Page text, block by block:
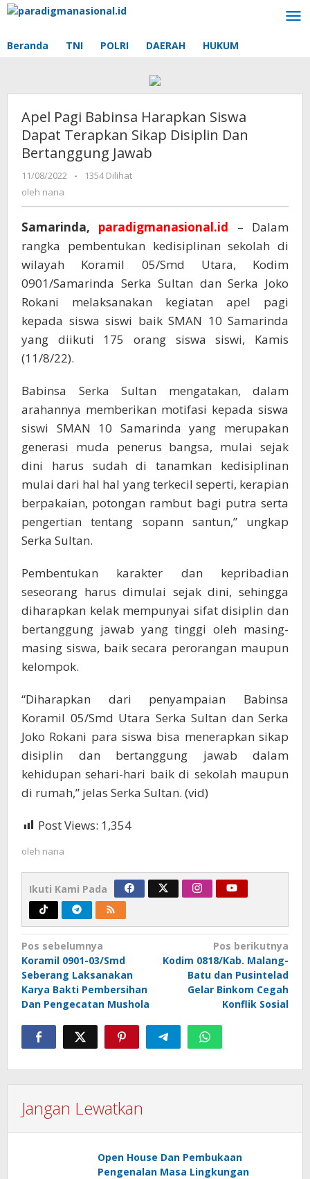
Lewati
Beranda TNI POLRI DAERAH HUKUM
Apel Pagi Babinsa Harapkan Siswa
Dapat Terapkan Sikap Disiplin Dan
Bertanggung Jawab
11/08/2022
oleh
-
1354 Dilihat
oleh nana
Samarinda, paradigmanasional.id – Dalam
rangka pembentukan kedisiplinan sekolah di
wilayah Koramil 05/Smd Utara, Kodim
0901/Samarinda Serka Sultan dan Serka Joko
Rokani melaksanakan kegiatan apel pagi
kepada siswa siswi baik SMAN 10 Samarinda
yang diikuti 175 orang siswa siswi, Kamis
(11/8/22).
Babinsa Serka Sultan mengatakan, dalam
arahannya memberikan motifasi kepada siswa
siswi SMAN 10 Samarinda yang merupakan
generasi muda penerus bangsa, mulai sejak
dini harus sudah di tanamkan kedisiplinan
mulai dari hal hal yang terkecil seperti, kerapian
berpakaian, potongan rambut bagi putra serta
pengertian tentang sopann santun,” ungkap
Serka Sultan.
Pembentukan karakter dan kepribadian
seseorang harus dimulai sejak dini, sehingga
diharapkan kelak mempunyai sifat disiplin dan
bertanggung jawab yang tinggi oleh masing-
masing siswa, baik secara perorangan maupun
kelompok.
“Diharapkan dari penyampaian Babinsa
Koramil 05/Smd Utara Serka Sultan dan Serka
Joko Rokani para siswa bisa menerapkan sikap
disiplin dan bertanggung jawab dalam
kehidupan sehari-hari baik di sekolah maupun
di rumah,” jelas Serka Sultan. (vid)
Post Views: 1,354
oleh nana
Ikuti Kami Pada
Navigasi
pos
Pos sebelumnya
Koramil 0901-03/Smd
Seberang Laksanakan
Karya Bakti Pembersihan
Dan Pengecatan Mushola
Pos berikutnya
Kodim 0818/Kab. Malang-
Batu dan Pusintelad
Gelar Binkom Cegah
Konflik Sosial
Jangan Lewatkan
Open House Dan Pembukaan
Pengenalan Masa Lingkungan